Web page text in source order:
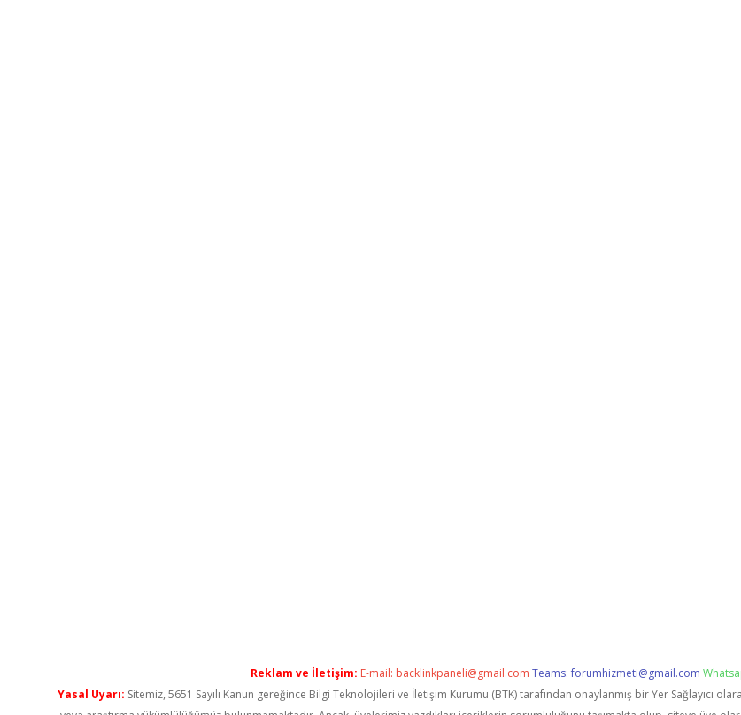
Reklam ve İletişim: E-mail: backlinkpaneli@gmail.com Teams:forumhizmeti@gmail.com
Yasal Uyarı: Sitemiz, 5651 Sayılı Kanun gereğince Bilgi Teknolojileri ve İletişim Kurumu (BTK) tarafından onaylanmış bir Yer